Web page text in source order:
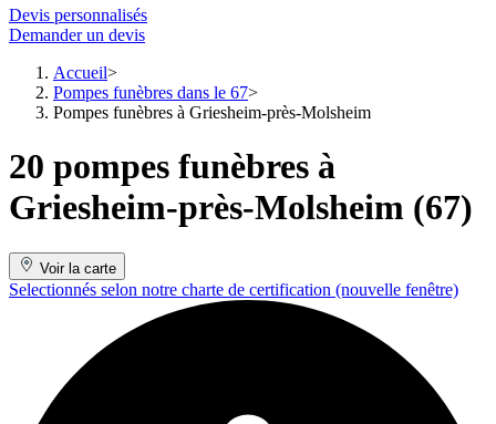
Devis personnalisés
Demander un devis
Accueil
Pompes funèbres dans le 67
Pompes funèbres à Griesheim-près-Molsheim
20 pompes funèbres à
Griesheim-près-Molsheim (67)
Voir la carte
Selectionnés selon notre charte de certification (nouvelle fenêtre)